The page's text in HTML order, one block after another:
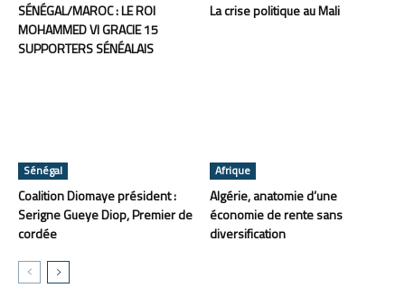
SÉNÉGAL/MAROC : LE ROI
MOHAMMED VI GRACIE 15
SUPPORTERS SÉNÉALAIS
La crise politique au Mali
Sénégal
Coalition Diomaye président :
Serigne Gueye Diop, Premier de
cordée
Afrique
Algérie, anatomie d’une
économie de rente sans
diversification